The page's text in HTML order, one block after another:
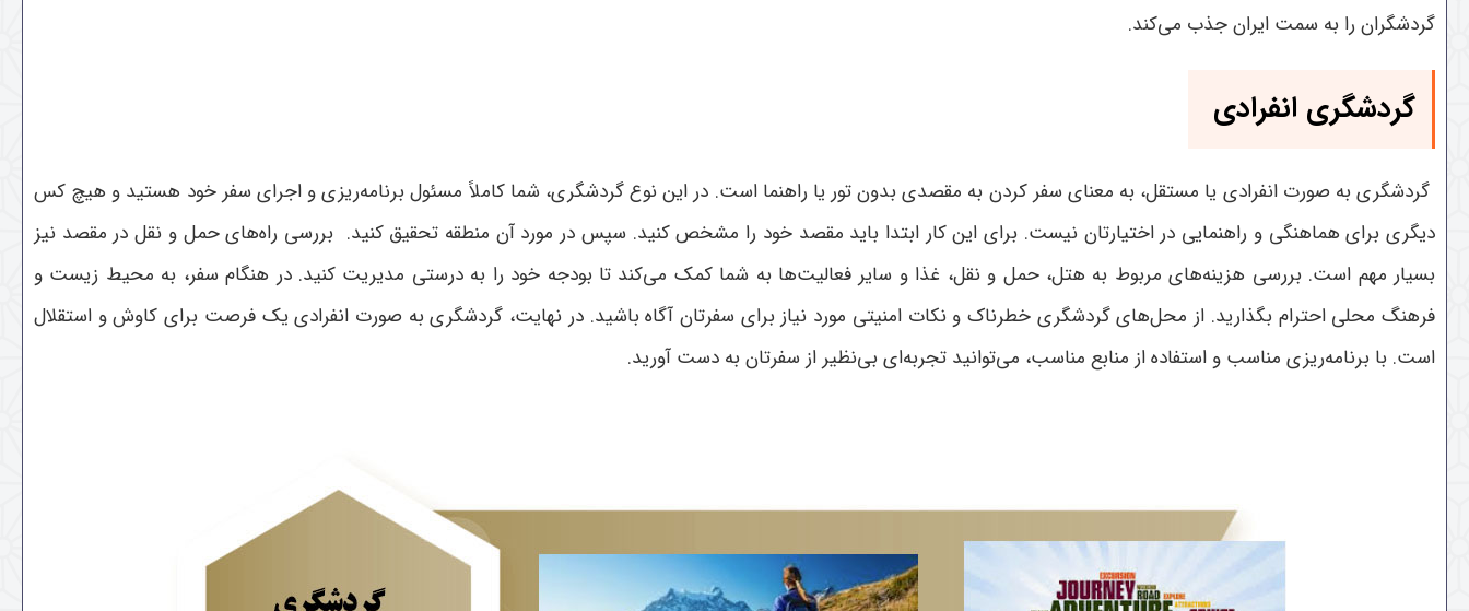
گردشگران را به سمت ایران جذب می‌کند.
گردشگری انفرادی
گردشگری به صورت انفرادی یا مستقل، به معنای سفر کردن به مقصدی بدون تور یا راهنما است. در این نوع گردشگری، شما کاملاً مسئول برنامه‌ریزی و اجرای سفر خود هستید و هیچ کس
دیگری برای هماهنگی و راهنمایی در اختیارتان نیست. برای این کار ابتدا باید مقصد خود را مشخص کنید. سپس در مورد آن منطقه تحقیق کنید. بررسی راه‌های حمل و نقل در مقصد نیز
بسیار مهم است. بررسی هزینه‌های مربوط به هتل، حمل و نقل، غذا و سایر فعالیت‌ها به شما کمک می‌کند تا بودجه خود را به درستی مدیریت کنید. در هنگام سفر، به محیط زیست و
فرهنگ محلی احترام بگذارید. از محل‌های گردشگری خطرناک و نکات امنیتی مورد نیاز برای سفرتان آگاه باشید. در نهایت، گردشگری به صورت انفرادی یک فرصت برای کاوش و استقلال
است. با برنامه‌ریزی مناسب و استفاده از منابع مناسب، می‌توانید تجربه‌ای بی‌نظیر از سفرتان به دست آورید.